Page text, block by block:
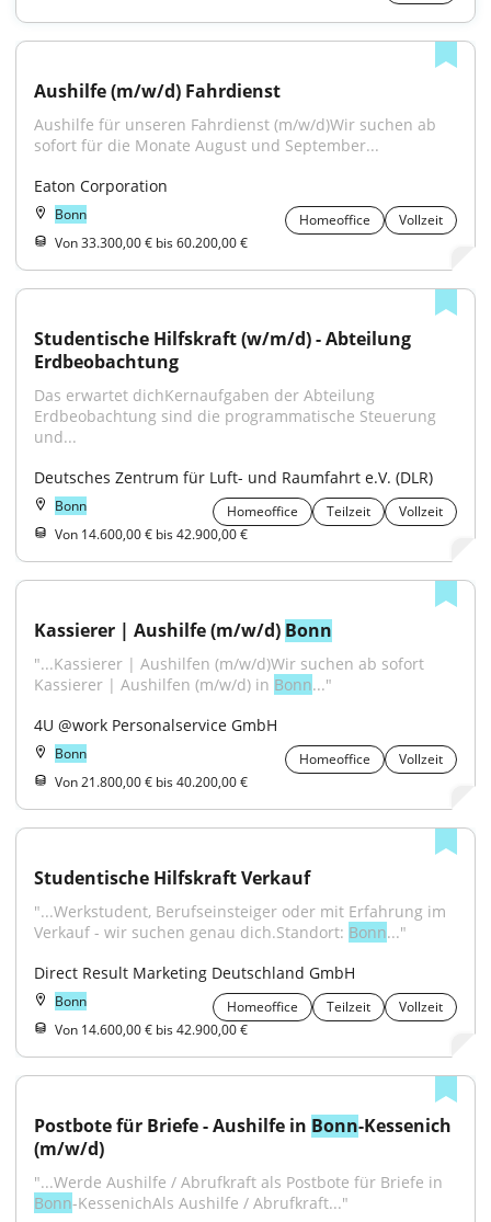
Aushilfe (m/w/d) Fahrdienst
Aushilfe für unseren Fahrdienst (m/w/d)Wir suchen ab
sofort für die Monate August und September...
Eaton Corporation
Bonn Homeoffice
Vollzeit
Von 33.300,00 € bis 60.200,00 €
Studentische Hilfskraft (w/m/d) - Abteilung
Erdbeobachtung
Das erwartet dichKernaufgaben der Abteilung
Erdbeobachtung sind die programmatische Steuerung
und...
Deutsches Zentrum für Luft- und Raumfahrt e.V. (DLR)
Bonn Homeoffice Teilzeit
Vollzeit
Von 14.600,00 € bis 42.900,00 €
Kassierer | Aushilfe (m/w/d) Bonn
"...Kassierer | Aushilfen (m/w/d)Wir suchen ab sofort
Kassierer | Aushilfen (m/w/d) in Bonn..."
4U @work Personalservice GmbH
Bonn Homeoffice
Vollzeit
Von 21.800,00 € bis 40.200,00 €
Studentische Hilfskraft Verkauf
"...Werkstudent, Berufseinsteiger oder mit Erfahrung im
Verkauf - wir suchen genau dich.Standort: Bonn..."
Direct Result Marketing Deutschland GmbH
Bonn Homeoffice Teilzeit
Vollzeit
Von 14.600,00 € bis 42.900,00 €
Postbote für Briefe - Aushilfe in Bonn-Kessenich
(m/w/d)
Bonn-KessenichAls Aushilfe / Abrufkraft..."